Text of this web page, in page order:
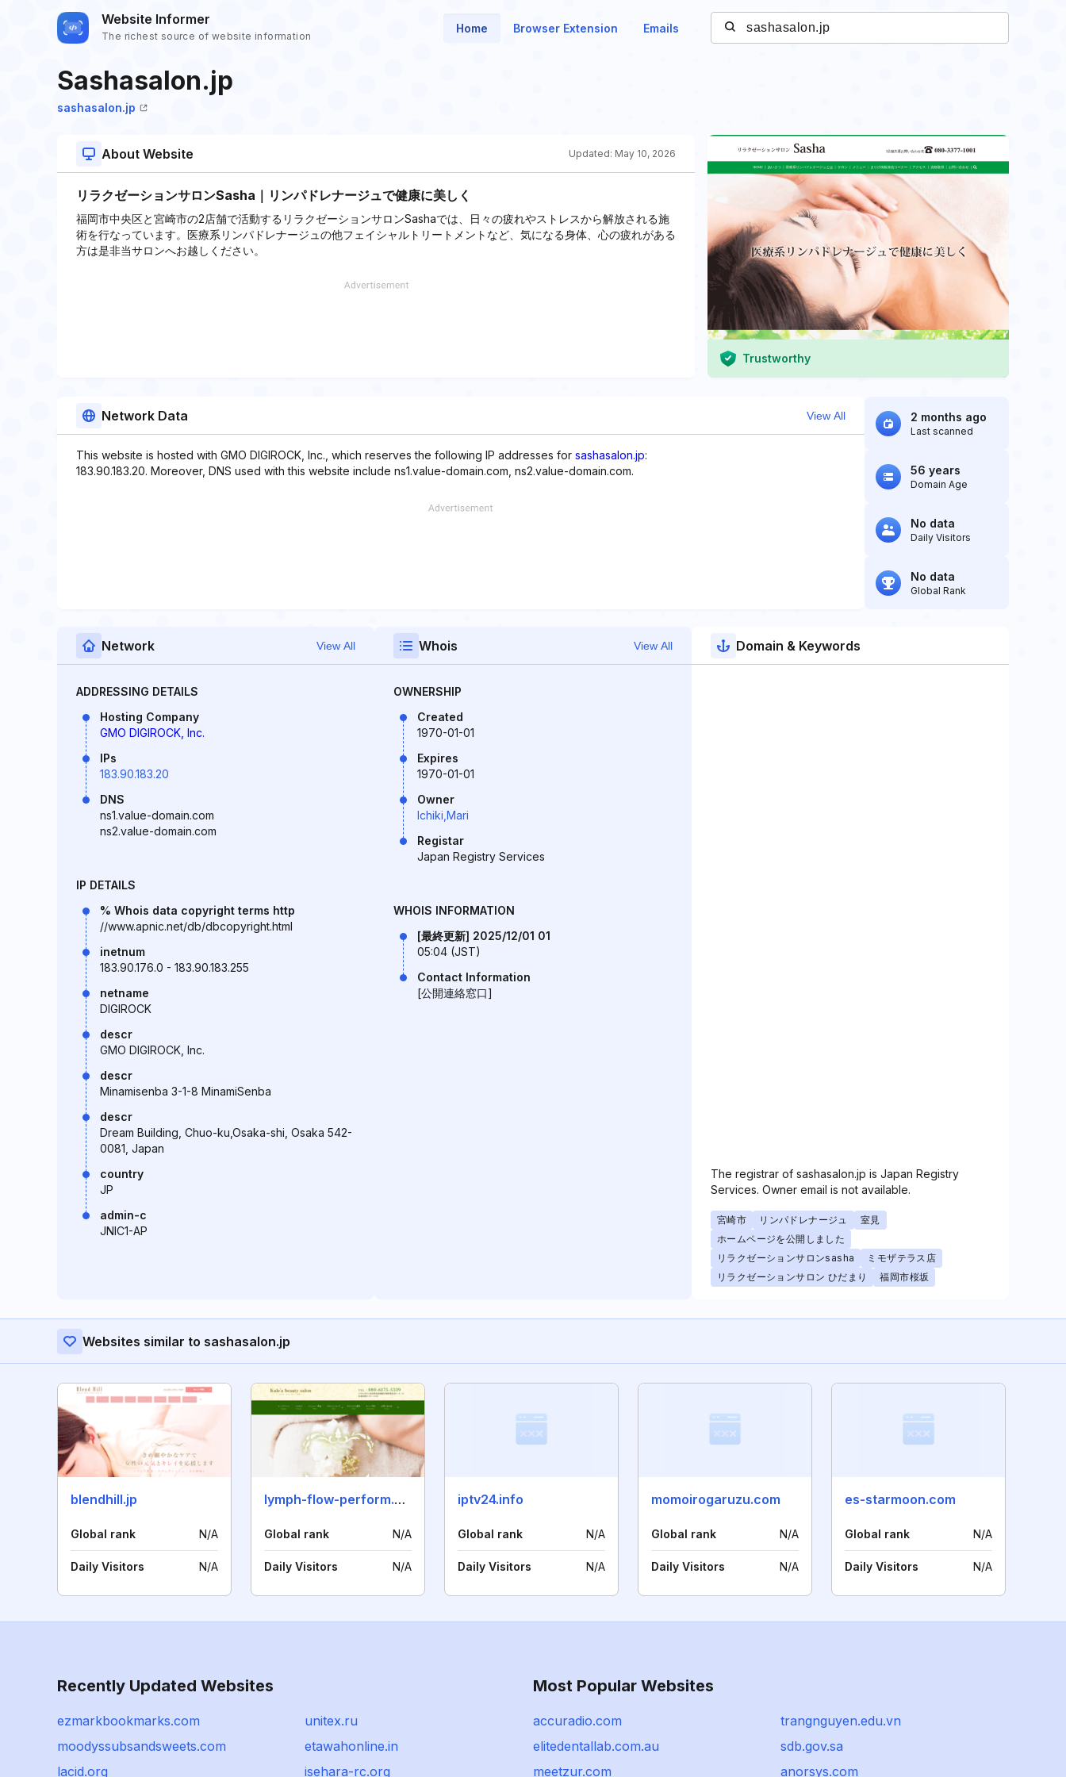
Website Informer
The richest source of website information
Home Browser Extension Emails
Sashasalon.jp
sashasalon.jp
About Website Updated: May 10, 2026
リラクゼーションサロンSasha｜リンパドレナージュで健康に美しく
福岡市中央区と宮崎市の2店舗で活動するリラクゼーションサロンSashaでは、日々の疲れやストレスから解放される施
術を行なっています。医療系リンパドレナージュの他フェイシャルトリートメントなど、気になる身体、心の疲れがある
方は是非当サロンへお越しください。
Trustworthy
Network Data View All
This website is hosted with GMO DIGIROCK, Inc., which reserves the following IP addresses for sashasalon.jp:
183.90.183.20. Moreover, DNS used with this website include ns1.value-domain.com, ns2.value-domain.com.
2 months ago
Last scanned
56 years
Domain Age
No data
Daily Visitors
No data
Global Rank
Network View All
ADDRESSING DETAILS
Hosting Company
GMO DIGIROCK, Inc.
IPs
183.90.183.20
DNS
ns1.value-domain.com
ns2.value-domain.com
IP DETAILS
% Whois data copyright terms http
//www.apnic.net/db/dbcopyright.html
inetnum
183.90.176.0 - 183.90.183.255
netname
DIGIROCK
descr
GMO DIGIROCK, Inc.
descr
Minamisenba 3-1-8 MinamiSenba
descr
Dream Building, Chuo-ku,Osaka-shi, Osaka 542-
0081, Japan
country
JP
admin-c
JNIC1-AP
Whois View All
OWNERSHIP
Created
1970-01-01
Expires
1970-01-01
Owner
Ichiki,Mari
Registar
Japan Registry Services
WHOIS INFORMATION
[最終更新] 2025/12/01 01
05:04 (JST)
Contact Information
[公開連絡窓口]
Domain & Keywords
The registrar of sashasalon.jp is Japan Registry
Services. Owner email is not available.
宮崎市 リンパドレナージュ
室見
ホームページを公開しました
リラクゼーションサロンsasha
ミモザテラス店
リラクゼーションサロン ひだまり
福岡市桜坂
Websites similar to sashasalon.jp
blendhill.jp
Global rank N/A
Daily Visitors N/A
lymph-flow-perform.com
Global rank N/A
Daily Visitors N/A
iptv24.info
Global rank N/A
Daily Visitors N/A
momoirogaruzu.com
Global rank N/A
Daily Visitors N/A
es-starmoon.com
Global rank N/A
Daily Visitors N/A
Recently Updated Websites
ezmarkbookmarks.com
unitex.ru
moodyssubsandsweets.com
etawahonline.in
lacid.org
isehara-rc.org
Most Popular Websites
accuradio.com
trangnguyen.edu.vn
elitedentallab.com.au
sdb.gov.sa
meetzur.com
anorsys.com